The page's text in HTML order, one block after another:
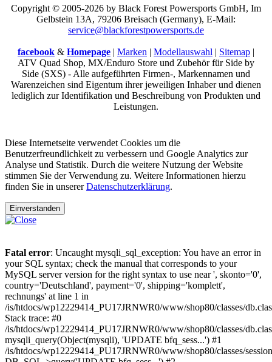
Copyright © 2005-2026 by Black Forest Powersports GmbH, Im
Gelbstein 13A, 79206 Breisach (Germany), E-Mail:
service@blackforestpowersports.de
facebook & Homepage | Marken | Modellauswahl | Sitemap |
ATV Quad Shop, MX/Enduro Store und Zubehör für Side by
Side (SXS) - Alle aufgeführten Firmen-, Markennamen und
Warenzeichen sind Eigentum ihrer jeweiligen Inhaber und dienen
lediglich zur Identifikation und Beschreibung von Produkten und
Leistungen.
Diese Internetseite verwendet Cookies um die
Benutzerfreundlichkeit zu verbessern und Google Analytics zur
Analyse und Statistik. Durch die weitere Nutzung der Website
stimmen Sie der Verwendung zu. Weitere Informationen hierzu
finden Sie in unsererDatenschutzerklärung.
Einverstanden
Fatal error: Uncaught mysqli_sql_exception: You have an error in
your SQL syntax; check the manual that corresponds to your
MySQL server version for the right syntax to use near ', skonto='0',
country='Deutschland', payment='0', shipping='komplett',
rechnungs' at line 1 in
/is/htdocs/wp12229414_PU17JRNWR0/www/shop80/classes/
Stack trace: #0
/is/htdocs/wp12229414_PU17JRNWR0/www/shop80/classes/
mysqli_query(Object(mysqli), 'UPDATE bfq_sess...') #1
/is/htdocs/wp12229414_PU17JRNWR0/www/shop80/classes/